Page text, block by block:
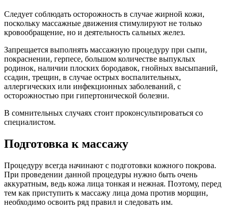
Следует соблюдать осторожность в случае жирной кожи,
поскольку массажные движения стимулируют не только
кровообращение, но и деятельность сальных желез.
Запрещается выполнять массажную процедуру при сыпи,
покраснении, герпесе, большом количестве выпуклых
родинок, наличии плоских бородавок, гнойных высыпаний,
ссадин, трещин, в случае острых воспалительных,
аллергических или инфекционных заболеваний, с
осторожностью при гипертонической болезни.
В сомнительных случаях стоит проконсультироваться со
специалистом.
Подготовка к массажу
Процедуру всегда начинают с подготовки кожного покрова.
При проведении данной процедуры нужно быть очень
аккуратным, ведь кожа лица тонкая и нежная. Поэтому, перед
тем как приступить к массажу лица дома против морщин,
необходимо освоить ряд правил и следовать им.